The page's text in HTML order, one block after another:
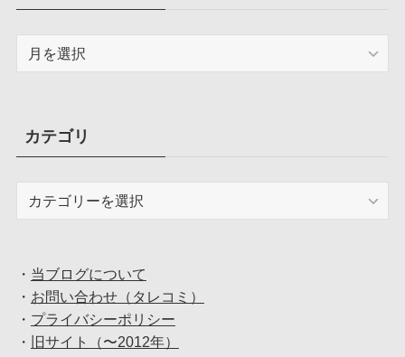
ブカテゴリ
・ 当ブログについて
・ お問い合わせ（タレコミ）
・ プライバシーポリシー
・
旧サイト（〜2012年）